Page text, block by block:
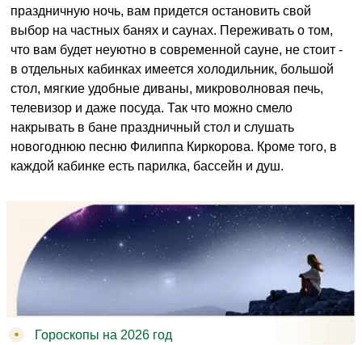
праздничную ночь, вам придется остановить свой
выбор на частных банях и саунах. Переживать о том,
что вам будет неуютно в современной сауне, не стоит -
в отдельных кабинках имеется холодильник, большой
стол, мягкие удобные диваны, микроволновая печь,
телевизор и даже посуда. Так что можно смело
накрывать в бане праздничный стол и слушать
новогоднюю песню Филиппа Киркорова. Кроме того, в
каждой кабинке есть парилка, бассейн и душ.
Гороскопы на 2026 год